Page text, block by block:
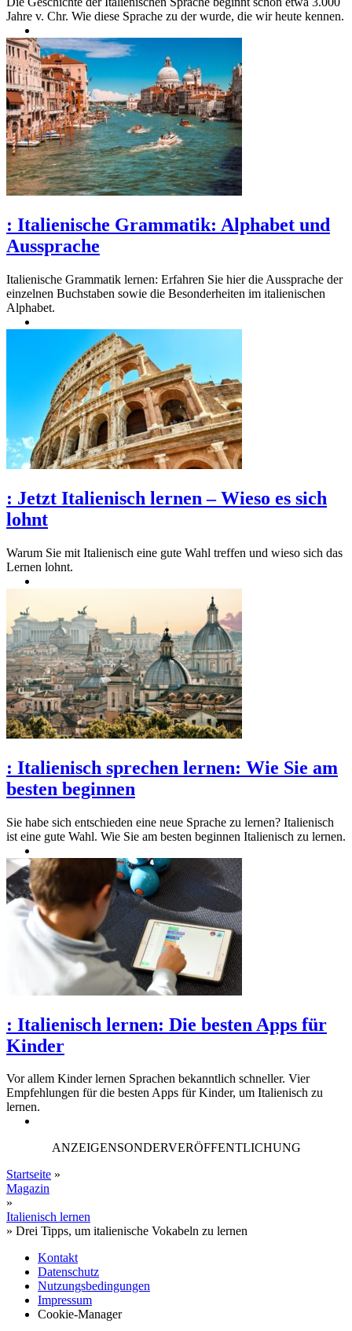
Jahre v. Chr. Wie diese Sprache zu der wurde, die wir heute kennen.
: Italienische Grammatik: Alphabet und
Aussprache
Italienische Grammatik lernen: Erfahren Sie hier die Aussprache der
einzelnen Buchstaben sowie die Besonderheiten im italienischen
Alphabet.
: Jetzt Italienisch lernen – Wieso es sich
lohnt
Warum Sie mit Italienisch eine gute Wahl treffen und wieso sich das
Lernen lohnt.
: Italienisch sprechen lernen: Wie Sie am
besten beginnen
Sie habe sich entschieden eine neue Sprache zu lernen? Italienisch
ist eine gute Wahl. Wie Sie am besten beginnen Italienisch zu lernen.
: Italienisch lernen: Die besten Apps für
Kinder
Vor allem Kinder lernen Sprachen bekanntlich schneller. Vier
Empfehlungen für die besten Apps für Kinder, um Italienisch zu
lernen.
ANZEIGENSONDERVERÖFFENTLICHUNG
Startseite »
Magazin
»
Italienisch lernen
» Drei Tipps, um italienische Vokabeln zu lernen
Kontakt
Datenschutz
Nutzungsbedingungen
Impressum
Cookie-Manager